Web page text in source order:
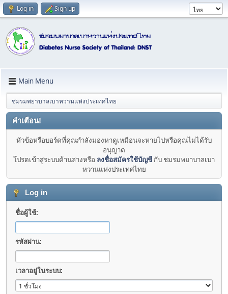
Log in Sign up
Main Menu
ชมรมพยาบาลเบาหวานแห่งประเทศไทย
คำเตือน!
หัวข้อหรือบอร์ดที่คุณกำลังมองหาดูเหมือนจะหายไปหรือคุณไม่ได้รับ
อนุญาต
โปรดเข้าสู่ระบบด้านล่างหรือ ลงชื่อสมัครใช้บัญชี กับ ชมรมพยาบาลเบา
หวานแห่งประเทศไทย
Log in
ชื่อผู้ใช้:
รหัสผ่าน:
เวลาอยู่ในระบบ: